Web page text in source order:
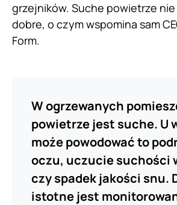
grzejników. Suche powietrze
dobre, o czym wspomina sam
Form.
W ogrzewanych
powietrze jest suche. U
może powodować to
oczu, uczucie suchości
czy spadek jakości snu.
istotne jest